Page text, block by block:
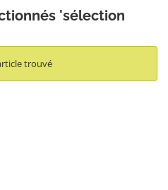
'sélection
trouvé